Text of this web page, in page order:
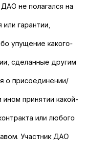
не полагался на
гарантии,
упущение какого-
сделанные другим
о присоединении/
ином принятии какой-
или любого
Участник ДАО